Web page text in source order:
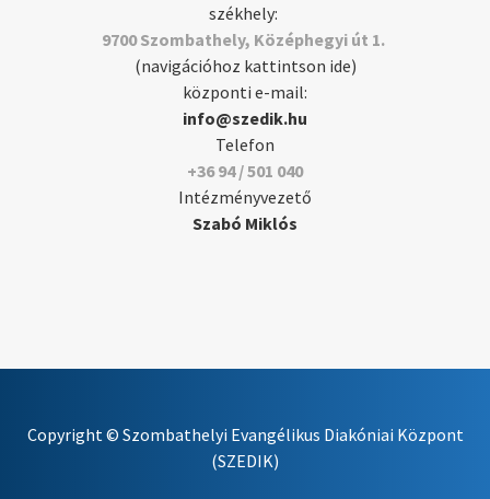
székhely:
9700 Szombathely, Középhegyi út 1.
(navigációhoz kattintson ide)
központi e-mail:
info@szedik.hu
Telefon
+36 94 / 501 040
Intézményvezető
Szabó Miklós
Copyright © Szombathelyi Evangélikus Diakóniai Központ
(SZEDIK)